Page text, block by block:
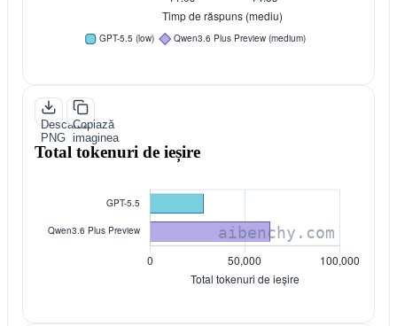
Descarcă
PNG
Copiază
imaginea
Total tokenuri de ieșire